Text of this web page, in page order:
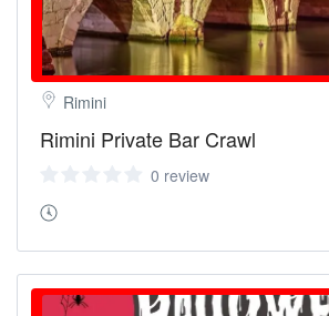
Rimini
Rimini Private Bar Crawl
0 review